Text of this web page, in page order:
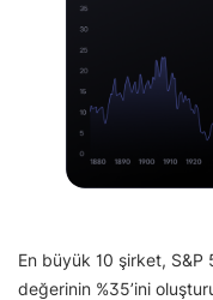
En büyük 10 şirket,
değerinin %35’ini